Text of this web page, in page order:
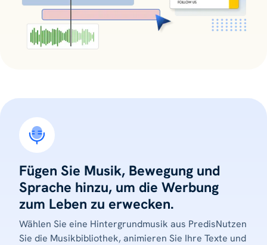
Fügen Sie Musik, Bewegung und
Sprache hinzu, um die Werbung
zum Leben zu erwecken.
Wählen Sie eine Hintergrundmusik aus PredisNutzen
Sie die Musikbibliothek, animieren Sie Ihre Texte und